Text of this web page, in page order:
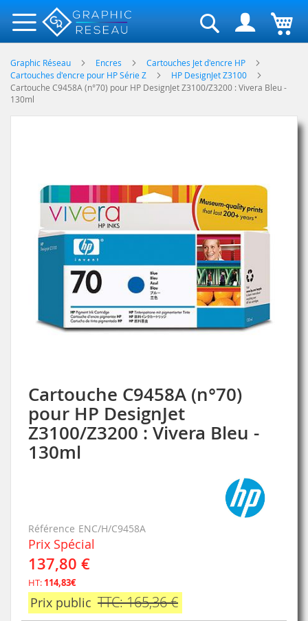
Rechercher
Graphic Réseau Encres
Cartouches Jet d'encre HP
Cartouches d'encre pour HP Série Z
HP DesignJet Z3100
Cartouche C9458A (n°70) pour HP DesignJet Z3100/Z3200 : Vivera Bleu -
130ml
Cartouche C9458A (n°70)
pour HP DesignJet
Z3100/Z3200 : Vivera Bleu -
130ml
Référence ENC/H/C9458A
Prix Spécial
137,80 €
HT: 114,83€
Prix public TTC: 165,36 €
the
images
gallery
Skip
to
the
beginning
of
the